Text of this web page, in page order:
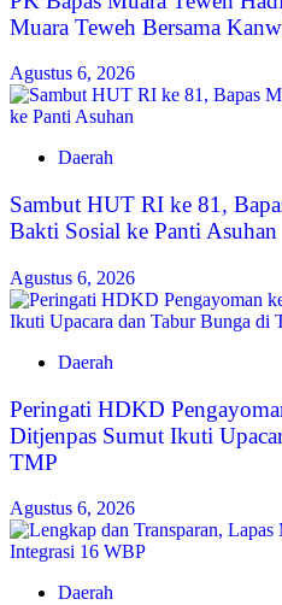
Muara Teweh Bersama
Agustus 6, 2026
Daerah
‎Sambut HUT RI ke 81,
Bakti Sosial ke Panti Asuhan
Agustus 6, 2026
Daerah
Peringati HDKD
Ditjenpas Sumut Ikuti
TMP
Agustus 6, 2026
Daerah